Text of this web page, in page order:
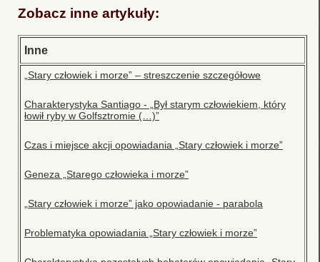
Zobacz inne artykuły:
Inne
„Stary człowiek i morze” – streszczenie szczegółowe
Charakterystyka Santiago - „Był starym człowiekiem, który
łowił ryby w Golfsztromie (…)”
Czas i miejsce akcji opowiadania „Stary człowiek i morze”
Geneza „Starego człowieka i morze”
„Stary człowiek i morze” jako opowiadanie - parabola
Problematyka opowiadania „Stary człowiek i morze”